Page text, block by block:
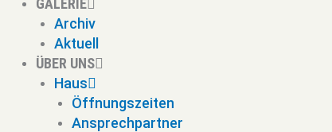
GALERIE
Archiv
Aktuell
ÜBER UNS
Haus
Öffnungszeiten
Ansprechpartner